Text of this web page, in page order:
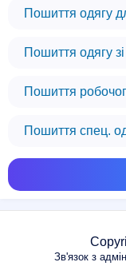
Пошиття одягу
Пошиття одягу
Пошиття
Пошиття спец.
Зв'язок з